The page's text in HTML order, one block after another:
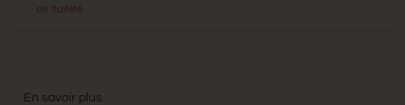
de fidélité.
en savoir plus